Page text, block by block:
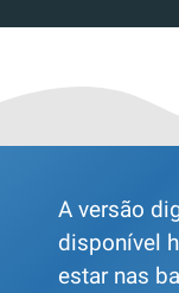
A versão
disponível
estar nas